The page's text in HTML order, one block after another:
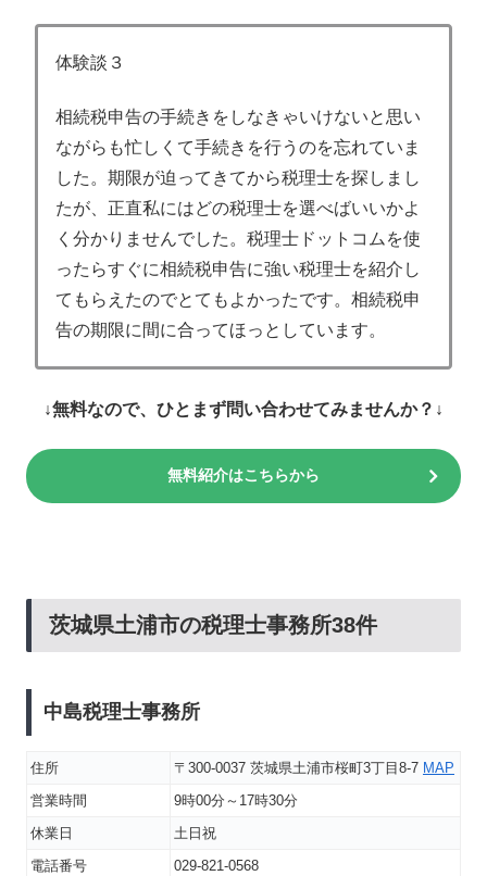
体験談３
相続税申告の手続きをしなきゃいけないと思い
ながらも忙しくて手続きを行うのを忘れていま
した。期限が迫ってきてから税理士を探しまし
たが、正直私にはどの税理士を選べばいいかよ
く分かりませんでした。税理士ドットコムを使
ったらすぐに相続税申告に強い税理士を紹介し
てもらえたのでとてもよかったです。相続税申
告の期限に間に合ってほっとしています。
↓無料なので、ひとまず問い合わせてみませんか？↓
無料紹介はこちらから
茨城県土浦市の税理士事務所38件
中島税理士事務所
住所 〒300-0037 茨城県土浦市桜町3丁目8-7 MAP
営業時間
9時00分～17時30分
休業日
土日祝
電話番号
029-821-0568